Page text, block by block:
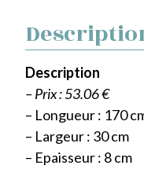
Description
– Prix : 53.06 €
– Longueur : 170
– Largeur : 30 cm
– Epaisseur : 8 cm